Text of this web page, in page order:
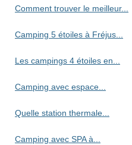
Comment trouver le meilleur...
Camping 5 étoiles à Fréjus...
Les campings 4 étoiles en...
Camping avec espace...
Quelle station thermale...
Camping avec SPA à...